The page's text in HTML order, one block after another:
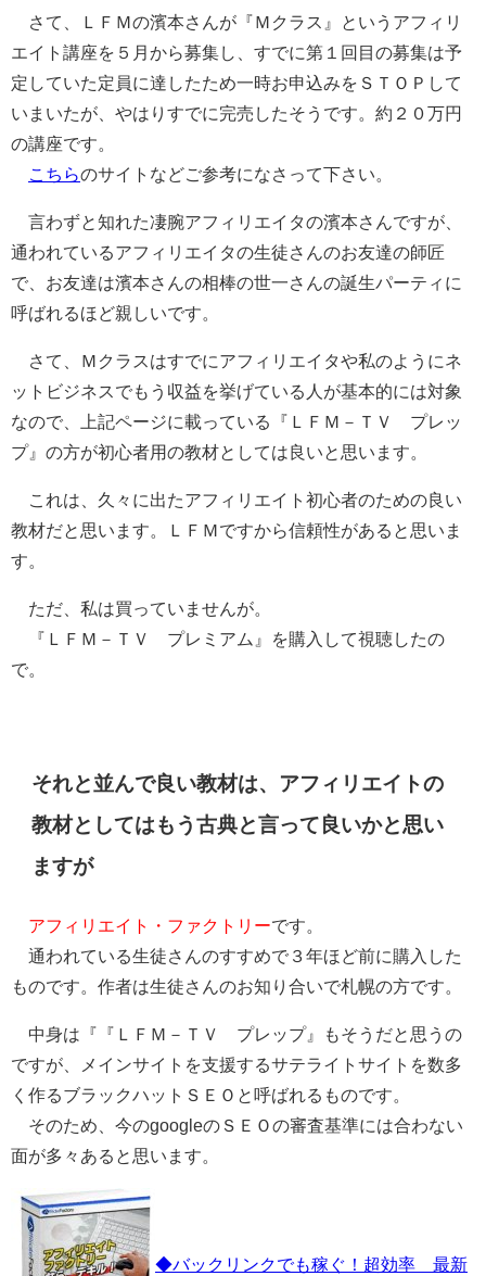
さて、ＬＦＭの濱本さんが『Ｍクラス』というアフィリ
エイト講座を５月から募集し、すでに第１回目の募集は予
定していた定員に達したため一時お申込みをＳＴＯＰして
いまいたが、やはりすでに完売したそうです。約２０万円
の講座です。
こちらのサイトなどご参考になさって下さい。
言わずと知れた凄腕アフィリエイタの濱本さんですが、
通われているアフィリエイタの生徒さんのお友達の師匠
で、お友達は濱本さんの相棒の世一さんの誕生パーティに
呼ばれるほど親しいです。
さて、Ｍクラスはすでにアフィリエイタや私のようにネ
ットビジネスでもう収益を挙げている人が基本的には対象
なので、上記ページに載っている『ＬＦＭ－ＴＶ プレッ
プ』の方が初心者用の教材としては良いと思います。
これは、久々に出たアフィリエイト初心者のための良い
教材だと思います。ＬＦＭですから信頼性があると思いま
す。
ただ、私は買っていませんが。
『ＬＦＭ－ＴＶ プレミアム』を購入して視聴したの
で。
それと並んで良い教材は、アフィリエイトの
教材としてはもう古典と言って良いかと思い
ますが
アフィリエイト・ファクトリーです。
通われている生徒さんのすすめで３年ほど前に購入した
ものです。作者は生徒さんのお知り合いで札幌の方です。
中身は『『ＬＦＭ－ＴＶ プレップ』もそうだと思うの
ですが、メインサイトを支援するサテライトサイトを数多
く作るブラックハットＳＥＯと呼ばれるものです。
そのため、今のgoogleのＳＥＯの審査基準には合わない
面が多々あると思います。
◆バックリンクでも稼ぐ！超効率 最新